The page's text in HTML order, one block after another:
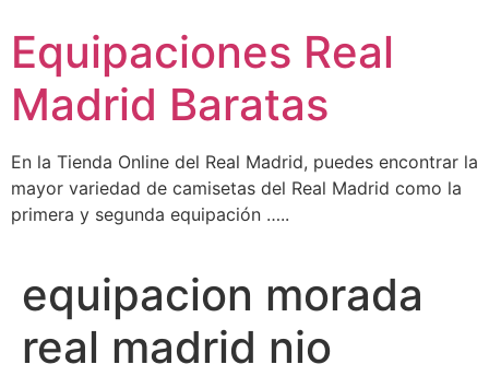
contenido
Equipaciones Real
Madrid Baratas
En la Tienda Online del Real Madrid, puedes encontrar la
mayor variedad de camisetas del Real Madrid como la
primera y segunda equipación …..
equipacion morada
real madrid nio